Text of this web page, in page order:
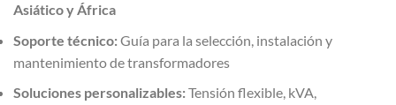
Asiático y África
Soporte técnico:Guía para la selección, instalación y
mantenimiento de transformadores
Soluciones personalizables:Tensión flexible, kVA,